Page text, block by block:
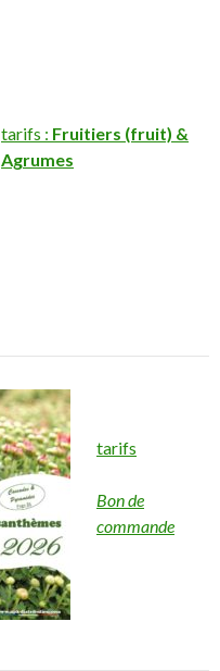
tarifs : Fruitiers (fruit) &
Agrumes
tarifs
Bon de
commande